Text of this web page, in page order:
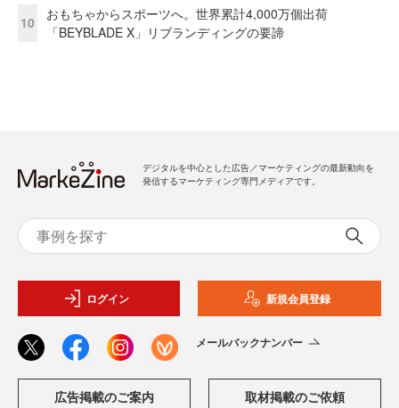
10
おもちゃからスポーツへ。世界累計4,000万個出荷
「BEYBLADE X」リブランディングの要諦
デジタルを中心とした広告／マーケティングの最新動向を
発信するマーケティング専門メディアです。
ログイン 新規会員登録
メールバックナンバー
広告掲載のご案内 取材掲載のご依頼